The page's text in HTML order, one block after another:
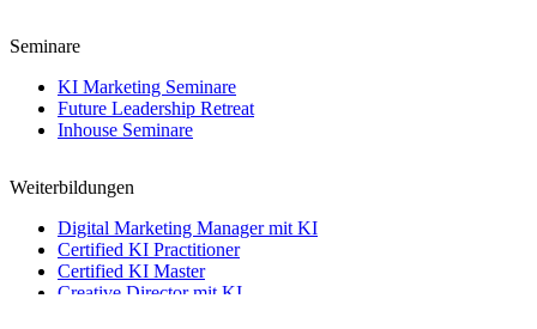
Seminare
KI Marketing Seminare
Future Leadership Retreat
Inhouse Seminare
Weiterbildungen
Digital Marketing Manager mit KI
Certified KI Practitioner
Certified KI Master
Creative Director mit KI